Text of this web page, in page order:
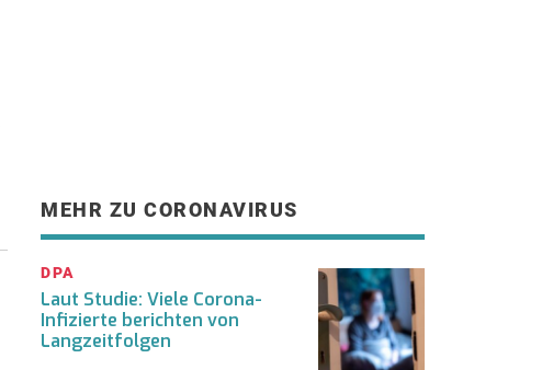
MEHR ZU CORONAVIRUS
DPA
Laut Studie: Viele Corona-
Infizierte berichten von
Langzeitfolgen